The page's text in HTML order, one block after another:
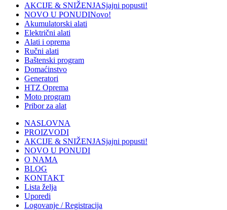
AKCIJE & SNIŽENJASjajni popusti!
NOVO U PONUDINovo!
Akumulatorski alati
Električni alati
Alati i oprema
Ručni alati
Baštenski program
Domaćinstvo
Generatori
HTZ Oprema
Moto program
Pribor za alat
NASLOVNA
PROIZVODI
AKCIJE & SNIŽENJASjajni popusti!
NOVO U PONUDI
O NAMA
BLOG
KONTAKT
Lista želja
Uporedi
Logovanje / Registracija